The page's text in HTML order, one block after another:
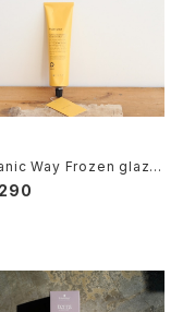
Way Frozen glaze
ニック・ウェイ]